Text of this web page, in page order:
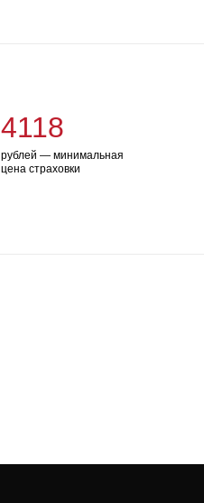
4118
рублей — минимальная
цена страховки